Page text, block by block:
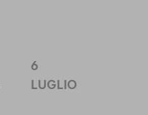
6
LUGLIO